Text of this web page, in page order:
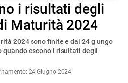
i risultati degli
Maturità 2024
2024 sono finite e dal 24 giungo
quando escono i risultati degli
24 Giugno 2024